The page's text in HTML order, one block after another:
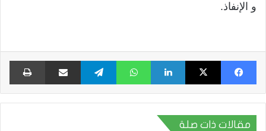
و الإنفاذ.
فيسبوك X لينكدإن واتساب تيلقرام مشاركة عبر البريد
مقالات ذات صلة